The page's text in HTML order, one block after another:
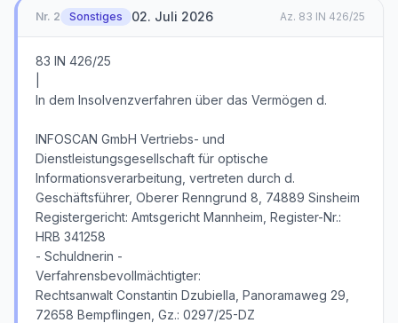
Nr. 2 Sonstiges 02. Juli 2026 Az. 83 IN 426/25
83 IN 426/25
In dem Insolvenzverfahren über das Vermögen d.
INFOSCAN GmbH Vertriebs- und
Dienstleistungsgesellschaft für optische
Informationsverarbeitung, vertreten durch d.
Geschäftsführer, Oberer Renngrund 8, 74889 Sinsheim
Registergericht: Amtsgericht Mannheim, Register-Nr.:
HRB 341258
- Schuldnerin -
Verfahrensbevollmächtigter:
Rechtsanwalt Constantin Dzubiella, Panoramaweg 29,
72658 Bempflingen, Gz.: 0297/25-DZ